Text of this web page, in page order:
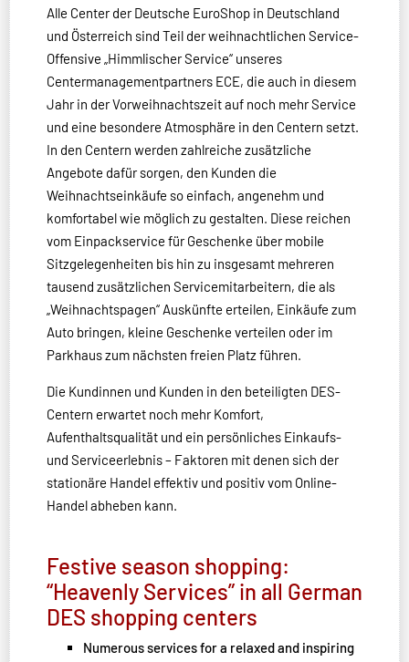
Alle Center der Deutsche EuroShop in Deutschland
und Österreich sind Teil der weihnachtlichen Service-
Offensive „Himmlischer Service“ unseres
Centermanagementpartners ECE, die auch in diesem
Jahr in der Vorweihnachtszeit auf noch mehr Service
und eine besondere Atmosphäre in den Centern setzt.
In den Centern werden zahlreiche zusätzliche
Angebote dafür sorgen, den Kunden die
Weihnachtseinkäufe so einfach, angenehm und
komfortabel wie möglich zu gestalten. Diese reichen
vom Einpackservice für Geschenke über mobile
Sitzgelegenheiten bis hin zu insgesamt mehreren
tausend zusätzlichen Servicemitarbeitern, die als
„Weihnachtspagen“ Auskünfte erteilen, Einkäufe zum
Auto bringen, kleine Geschenke verteilen oder im
Parkhaus zum nächsten freien Platz führen.
Die Kundinnen und Kunden in den beteiligten DES-
Centern erwartet noch mehr Komfort,
Aufenthaltsqualität und ein persönliches Einkaufs-
und Serviceerlebnis – Faktoren mit denen sich der
stationäre Handel effektiv und positiv vom Online-
Handel abheben kann.
Festive season shopping:
“Heavenly Services” in all German
DES shopping centers
Numerous services for a relaxed and inspiring